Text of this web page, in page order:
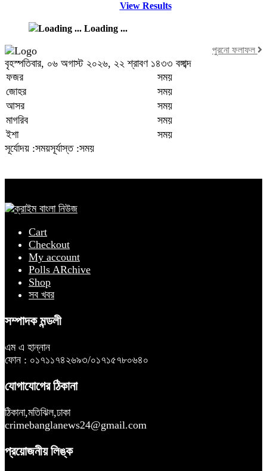
View Results
Loading ...
পুরনো ফলাফল
বৃহস্পতিবার, ০৬ অগাস্ট ২০২৬, ২২ শ্রাবণ ১৪৩৩ বঙ্গাব্দ
ফজর
সময়
জোহর
সময়
আসর
সময়
মাগরিব
সময়
ইশা
সময়
সূর্যোদয় :সময়সূর্যাস্ত :সময়
Cart
Checkout
My account
Polls ARchive
Shop
সব খবর
সম্পাদক মন্ডলী
এম এ হান্নান
ফোন : ০১৭১১৭৪২৬৯৩/০১৭১৫৭৮০৬৪০
যোগাযোগের ঠিকানা
ঠিকানা,মতিঝিল,ঢাকা
crimebanglanews24@gmail.com
প্রয়োজনীয় লিঙ্ক